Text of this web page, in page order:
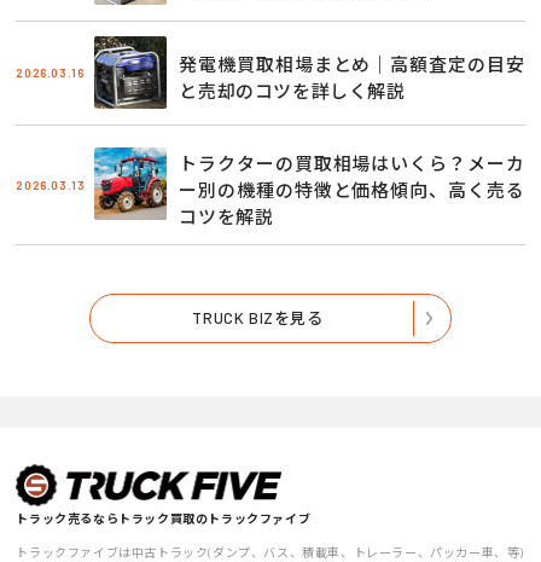
2026.03.16
発電機買取相場まとめ｜高額査定の目安
と売却のコツを詳しく解説
2026.03.13
トラクターの買取相場はいくら？メーカ
ー別の機種の特徴と価格傾向、高く売る
コツを解説
TRUCK BIZを見る
トラック売るならトラック買取のトラックファイブ
トラックファイブは中古トラック(ダンプ、バス、積載車、トレーラー、パッカー車、等)